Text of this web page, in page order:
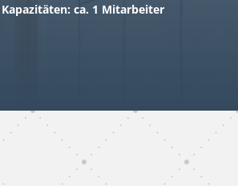
Kapazitäten: ca. 1 Mitarbeiter